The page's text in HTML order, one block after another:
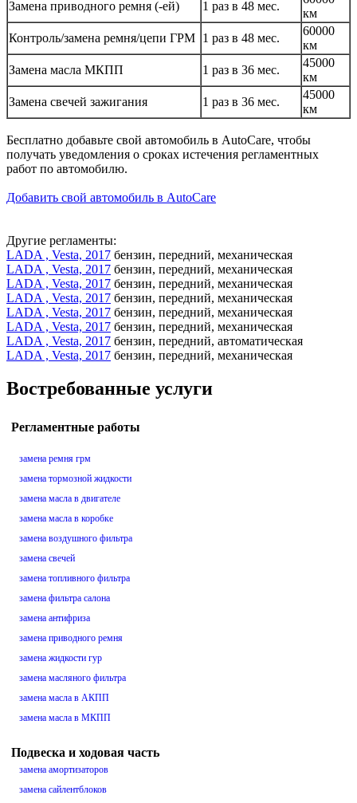
Замена приводного ремня (-ей)
1 раз в 48 мес.
км
Контроль/замена ремня/цепи ГРМ 1 раз в 48 мес.
60000
км
Замена масла МКПП
1 раз в 36 мес.
45000
км
Замена свечей зажигания
1 раз в 36 мес.
45000
км
Бесплатно добавьте свой автомобиль в AutoCare, чтобы
получать уведомления о сроках истечения регламентных
работ по автомобилю.
Добавить свой автомобиль в AutoCare
Другие регламенты:
LADA , Vesta, 2017 бензин, передний, механическая
LADA , Vesta, 2017 бензин, передний, механическая
LADA , Vesta, 2017 бензин, передний, механическая
LADA , Vesta, 2017 бензин, передний, механическая
LADA , Vesta, 2017 бензин, передний, механическая
LADA , Vesta, 2017 бензин, передний, механическая
LADA , Vesta, 2017 бензин, передний, автоматическая
LADA , Vesta, 2017 бензин, передний, механическая
Востребованные услуги
Регламентные работы
замена ремня грм
замена тормозной жидкости
замена масла в двигателе
замена масла в коробке
замена воздушного фильтра
замена свечей
замена топливного фильтра
замена фильтра салона
замена антифриза
замена приводного ремня
замена жидкости гур
замена масляного фильтра
замена масла в АКПП
замена масла в МКПП
Подвеска и ходовая часть
замена амортизаторов
замена сайлентблоков